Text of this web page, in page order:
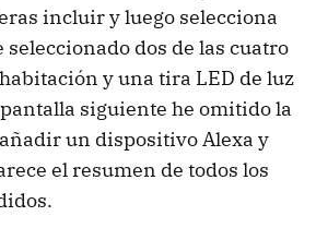
incluir y luego selecciona
seleccionado dos de las cuatro
y una tira LED de luz
siguiente he omitido la
un dispositivo Alexa y
el resumen de todos los